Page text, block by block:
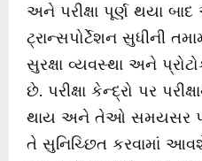
અને પરીક્ષા પૂર્ણ થયા
ટ્રાન્સપોર્ટેશન સુધીની
સુરક્ષા વ્યવસ્થા અને
છે. પરીક્ષા કેન્દ્રો પર
થાય અને તેઓ સમયસર
તે સુનિચ્છિત કરવામાં